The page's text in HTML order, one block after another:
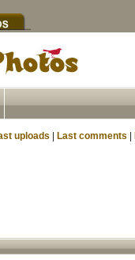
uploads Last comments